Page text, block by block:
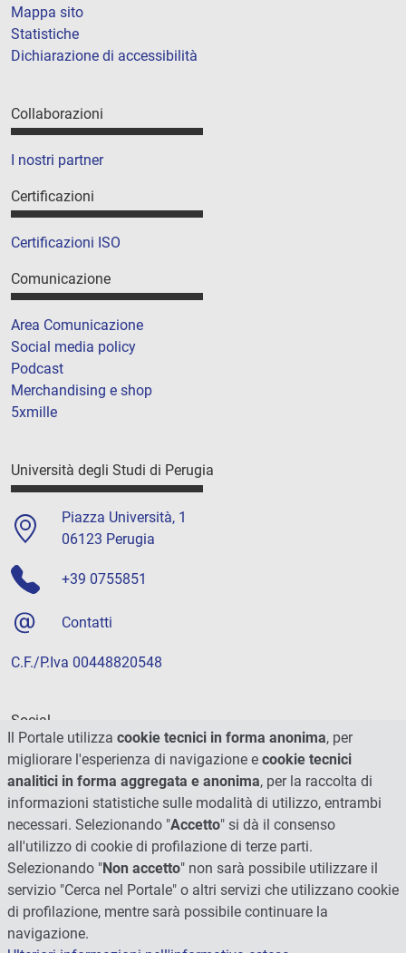
Mappa sito
Statistiche
Dichiarazione di accessibilità
Collaborazioni
I nostri partner
Certificazioni
Certificazioni ISO
Comunicazione
Area Comunicazione
Social media policy
Podcast
Merchandising e shop
5xmille
Università degli Studi di Perugia
Piazza Università, 1
06123 Perugia
+39 0755851
Contatti
C.F./P.Iva 00448820548
Social
Il Portale utilizza cookie tecnici in forma anonima, per
migliorare l'esperienza di navigazione e cookie tecnici
analitici in forma aggregata e anonima, per la raccolta di
informazioni statistiche sulle modalità di utilizzo, entrambi
necessari. Selezionando "Accetto" si dà il consenso
all'utilizzo di cookie di profilazione di terze parti.
Selezionando "Non accetto" non sarà possibile utilizzare il
servizio "Cerca nel Portale" o altri servizi che utilizzano cookie
di profilazione, mentre sarà possibile continuare la
navigazione.